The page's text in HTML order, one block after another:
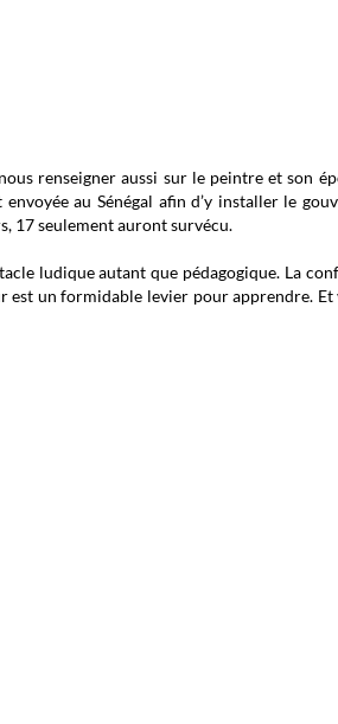
renseigner aussi sur le peintre et son
au Sénégal afin d’y installer le
17 seulement auront survécu.
ludique autant que pédagogique. La
est un formidable levier pour apprendre. Et